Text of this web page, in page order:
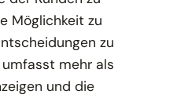
Möglichkeit zu
zu
mehr als
und die